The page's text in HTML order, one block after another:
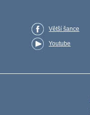
Větší šance
Youtube